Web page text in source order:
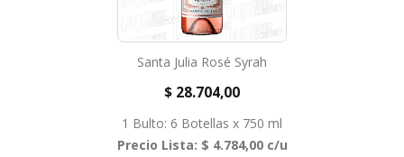
Santa Julia Rosé Syrah
$ 28.704,00
1 Bulto: 6 Botellas x 750 ml
Precio Lista: $ 4.784,00 c/u